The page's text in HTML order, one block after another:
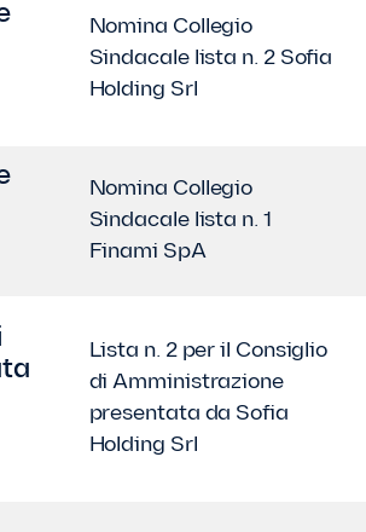
Nomina Collegio
Sindacale lista n. 2 Sofia
Holding Srl
Nomina Collegio
Sindacale lista n. 1
Finami SpA
Lista n. 2 per il Consiglio
di Amministrazione
presentata da Sofia
Holding Srl